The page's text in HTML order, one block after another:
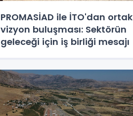
PROMASİAD ile İTO'dan ortak
vizyon buluşması: Sektörün
geleceği için iş birliği mesajı